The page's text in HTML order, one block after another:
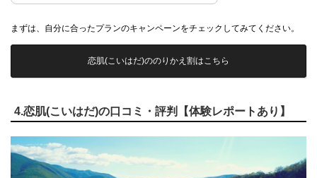
まずは、自分に合ったプランのキャンペーンをチェックしてみてください。
恋肌(こいはだ)ののりかえ割はこちら
4.恋肌(こいはだ)の口コミ・評判【体験レポートあり】